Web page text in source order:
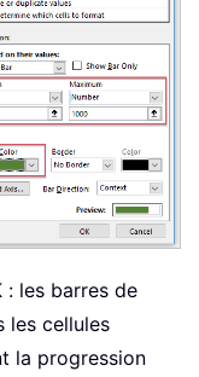
: les barres de
les cellules
la progression